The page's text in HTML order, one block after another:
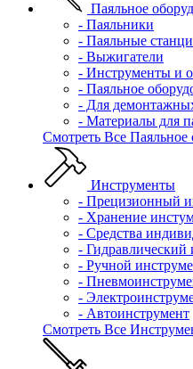
Паяльное
- Паяльники
- Паяльные
- Выжигатели
- Инструменты и
- Паяльное
- Для
- Материалы для
Смотреть Все Паяльное
Инструменты
- Прецизионный
- Хранение
- Средства
- Гидравлический
- Ручной
-
-
- Автоинструмент
Смотреть Все